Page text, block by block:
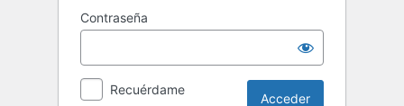
Contraseña
Recuérdame